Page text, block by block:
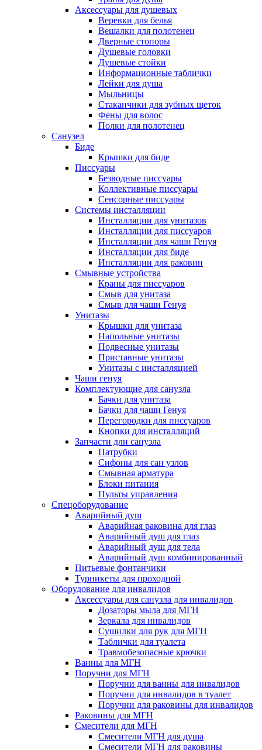
Аксессуары для душевых
Веревки для белья
Вешалки для полотенец
Дверные стопоры
Душевые головки
Душевые стойки
Информационные таблички
Лейки для душа
Мыльницы
Стаканчики для зубных щеток
Фены для волос
Полки для полотенец
Санузел
Биде
Крышки для биде
Писсуары
Безводные писсуары
Коллективные писсуары
Сенсорные писсуары
Системы инсталляции
Инсталляции для унитазов
Инсталляции для писсуаров
Инсталляции для чаши Генуя
Инсталляции для биде
Инсталляции для раковин
Смывные устройства
Краны для писсуаров
Смыв для унитаза
Смыв для чаши Генуя
Унитазы
Крышки для унитаза
Напольные унитазы
Подвесные унитазы
Приставные унитазы
Унитазы с инсталляцией
Чаши генуя
Комплектующие для санузла
Бачки для унитаза
Бачки для чаши Генуя
Перегородки для писсуаров
Кнопки для инсталляций
Запчасти дли санузла
Патрубки
Сифоны для сан узлов
Смывная арматура
Блоки питания
Пульты управления
Спецоборудование
Аварийный душ
Аварийная раковина для глаз
Аварийный душ для глаз
Аварийный душ для тела
Аварийный душ комбинированный
Питьевые фонтанчики
Турникеты для проходной
Оборудование для инвалидов
Аксессуары для санузла для инвалидов
Дозаторы мыла для МГН
Зеркала для инвалидов
Сушилки для рук для МГН
Таблички для туалета
Травмобезопасные крючки
Ванны для МГН
Поручни для МГН
Поручни для ванны для инвалидов
Поручни для инвалидов в туалет
Поручни для раковины для инвалидов
Раковины для МГН
Смесители для МГН
Смесители МГН для душа
Смесители МГН для раковины